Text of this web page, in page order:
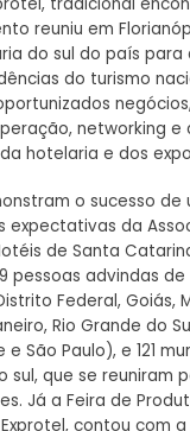
reuniu em
do sul do país para
do turismo
networking e
hotelaria e dos
o sucesso de
expectativas da
de Santa
pessoas advindas de
Federal, Goiás,
Rio Grande do
São Paulo), e 121
sul, que se reuniram
Já a Feira de
contou com